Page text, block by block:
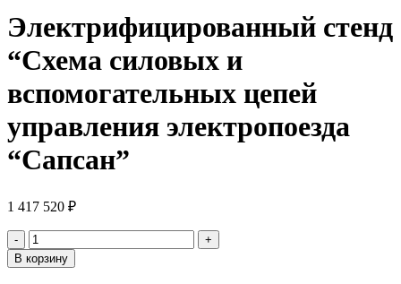
Электрифицированный стенд
“Схема силовых и
вспомогательных цепей
управления электропоезда
“Сапсан”
1 417 520 ₽
В корзину